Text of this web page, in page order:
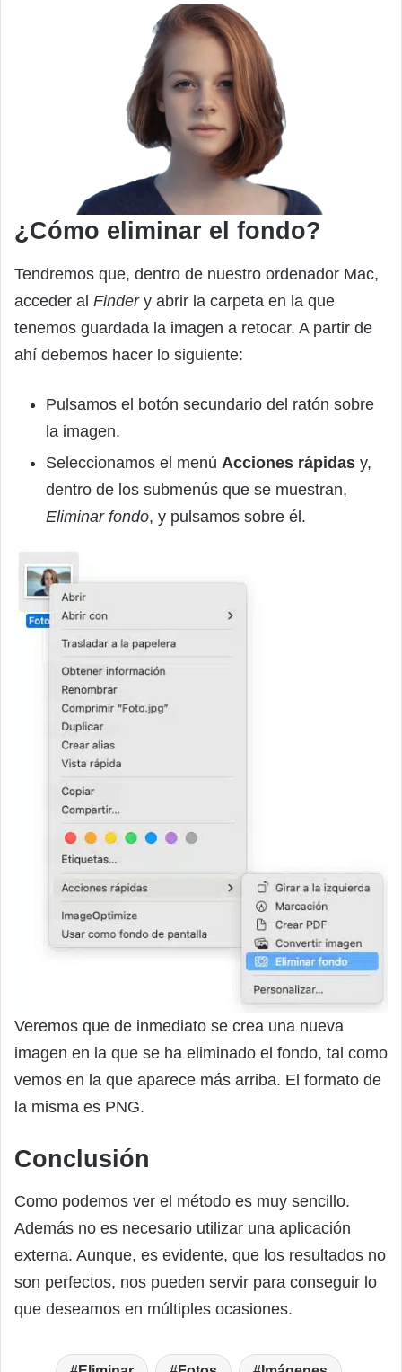
¿Cómo eliminar el fondo?
Tendremos que, dentro de nuestro ordenador Mac,
acceder al Findery abrir la carpeta en la que
tenemos guardada la imagen a retocar. A partir de
ahí debemos hacer lo siguiente:
Pulsamos el botón secundario del ratón sobre
la imagen.
Seleccionamos el menú Acciones rápidas y,
dentro de los submenús que se muestran,
Eliminar fondo, y pulsamos sobre él.
Veremos que de inmediato se crea una nueva
imagen en la que se ha eliminado el fondo, tal como
vemos en la que aparece más arriba. El formato de
la misma es PNG.
Conclusión
Como podemos ver el método es muy sencillo.
Además no es necesario utilizar una aplicación
externa. Aunque, es evidente, que los resultados no
son perfectos, nos pueden servir para conseguir lo
que deseamos en múltiples ocasiones.